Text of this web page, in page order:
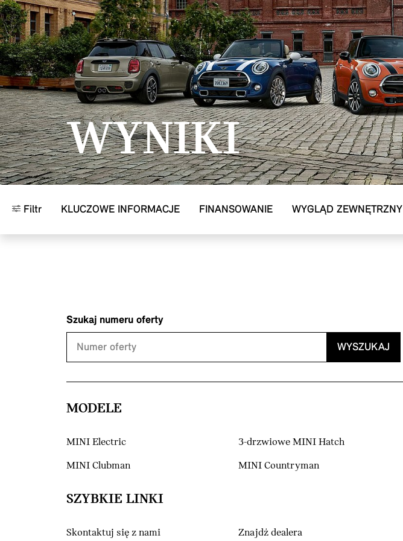
Przejdź do głównej treści
WYNIKI
Filtr KLUCZOWE INFORMACJE FINANSOWANIE WYGLĄD ZEWNĘTRZNY
Szukaj numeru oferty
WYSZUKAJ
MODELE
MINI Electric 3-drzwiowe MINI Hatch
MINI Clubman MINI Countryman
SZYBKIE LINKI
Skontaktuj się z nami Znajdź dealera